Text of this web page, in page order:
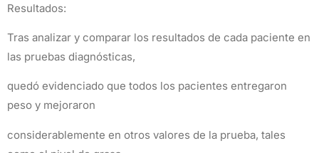
Resultados:
Tras analizar y comparar los resultados de cada paciente en
las pruebas diagnósticas,
quedó evidenciado que todos los pacientes entregaron
peso y mejoraron
considerablemente en otros valores de la prueba, tales